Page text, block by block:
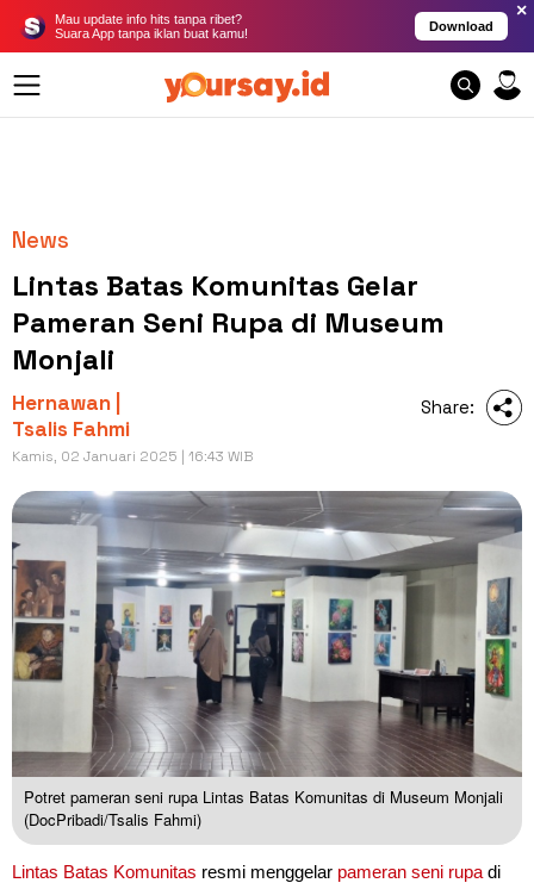
Mau update info hits tanpa ribet?
Suara App tanpa iklan buat kamu!
Download
×
News
Lintas Batas Komunitas Gelar
Pameran Seni Rupa di Museum
Monjali
Hernawan |
Tsalis Fahmi
Kamis, 02 Januari 2025 | 16:43 WIB
Share:
Potret pameran seni rupa Lintas Batas Komunitas di Museum Monjali
(DocPribadi/Tsalis Fahmi)
Lintas Batas Komunitas resmi menggelar pameran seni rupa di